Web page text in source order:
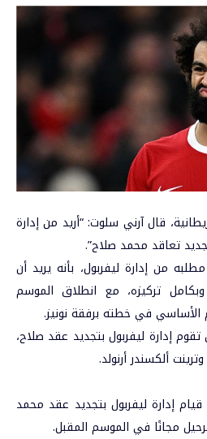
قال آرني سلوت: “أريد من إدارة
تعاقد محمد صلاح”.
من إدارة ليفربول، بأنه يريد أن
تركيزه، مع انطلاق الموسم
في خطته برفقة نونيز.
إدارة ليفربول بتجديد عقد صلاح،
ألكسندر أرنولد.
قيام إدارة ليفربول بتجديد عقد محمد
مجانًا في الموسم المقبل.